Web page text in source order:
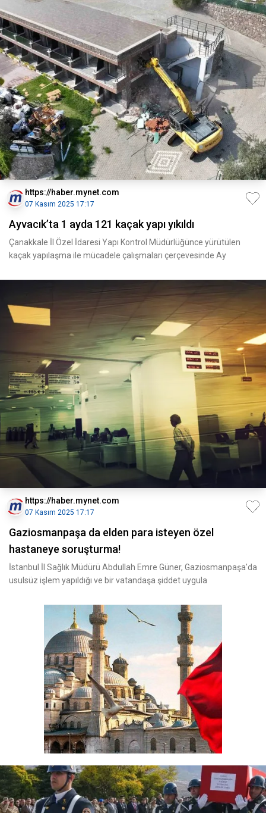
https://haber.mynet.com
07 Kasım 2025 17:17
Ayvacık’ta 1 ayda 121 kaçak yapı yıkıldı
Çanakkale İl Özel İdaresi Yapı Kontrol Müdürlüğünce yürütülen
kaçak yapılaşma ile mücadele çalışmaları çerçevesinde Ay
https://haber.mynet.com
07 Kasım 2025 17:17
Gaziosmanpaşa da elden para isteyen özel
hastaneye soruşturma!
İstanbul İl Sağlık Müdürü Abdullah Emre Güner, Gaziosmanpaşa'da
usulsüz işlem yapıldığı ve bir vatandaşa şiddet uygula